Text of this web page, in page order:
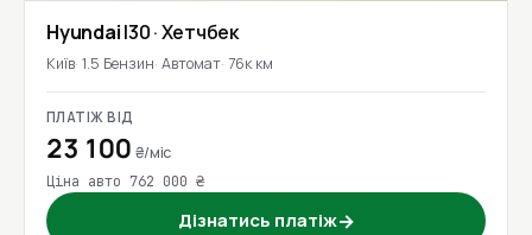
HyundaiI30· Хетчбек
Київ 1.5 Бензин Автомат 76к км
ПЛАТІЖ ВІД
23 100 ₴/міс
Ціна авто 762 000 ₴
Дізнатись платіж→